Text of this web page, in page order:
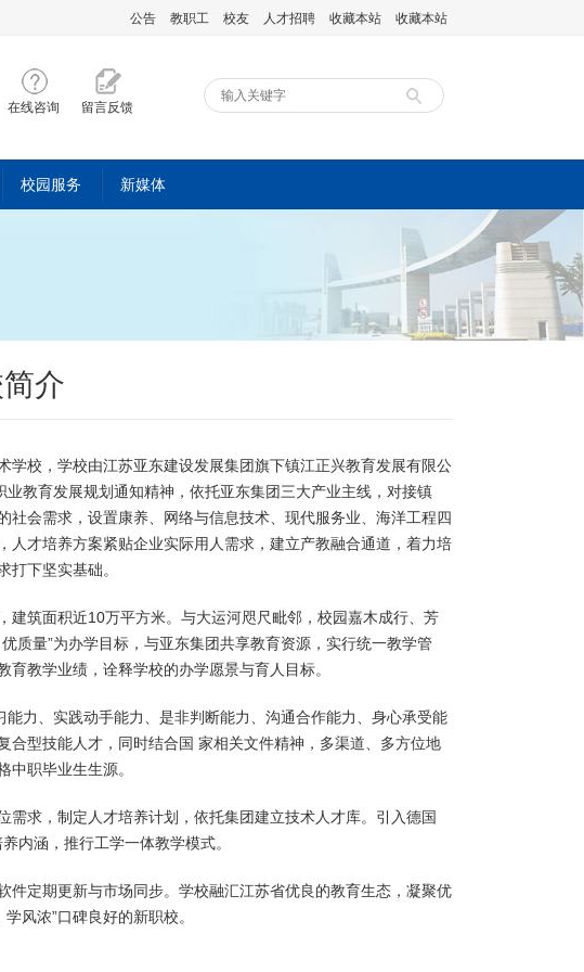
公告 教职工 校友 人才招聘 收藏本站 收藏本站
留言反馈
在线咨询
校园服务 新媒体
介
校，学校由江苏亚东建设发展集团旗下镇江正兴教育发展有限公
教育发展规划通知精神，依托亚东集团三大产业主线，对接镇
会需求，设置康养、网络与信息技术、现代服务业、海洋工程四
才培养方案紧贴企业实际用人需求，建立产教融合通道，着力培
下坚实基础。
建筑面积近10万平方米。与大运河咫尺毗邻，校园嘉木成行、芳
质量”为办学目标，与亚东集团共享教育资源，实行统一教学管
教学业绩，诠释学校的办学愿景与育人目标。
力、实践动手能力、是非判断能力、沟通合作能力、身心承受能
型技能人才，同时结合国 家相关文件精神，多渠道、多方位地
职毕业生生源。
求，制定人才培养计划，依托集团建立技术人才库。引入德国
内涵，推行工学一体教学模式。
定期更新与市场同步。学校融汇江苏省优良的教育生态，凝聚优
风浓”口碑良好的新职校。